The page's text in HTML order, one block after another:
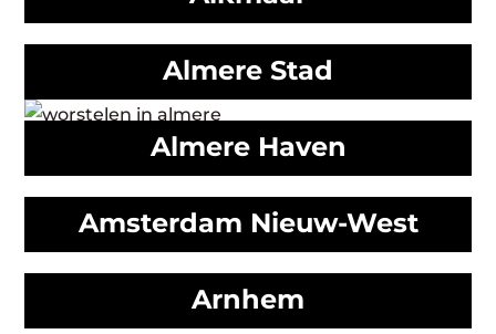
Almere Stad
Almere Haven
Amsterdam Nieuw-West
Arnhem